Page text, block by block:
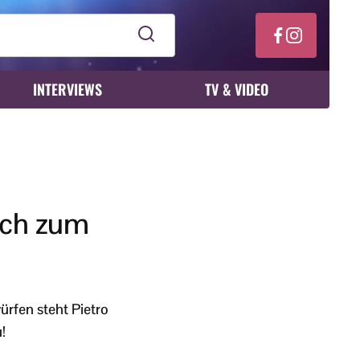
INTERVIEWS TV & VIDEO
zum
steht Pietro